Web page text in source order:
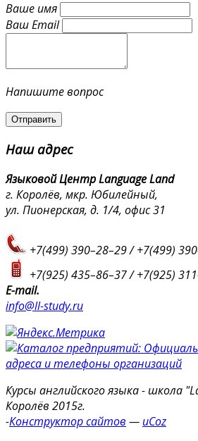
Ваше имя
Ваш Email
Напишите вопрос
Отправить
Наш адрес
Языковой Центр Language Land
г. Королёв, мкр. Юбилейный,
ул. Пионерская, д. 1/4, офис 31
+7(499) 390–28–29 / +7(499)
+7(925) 435–86–37 / +7(925)
E-mail.
info@ll-study.ru
Курсы английского языка - школа
Королёв 2015г.
-Конструктор сайтов — uCoz